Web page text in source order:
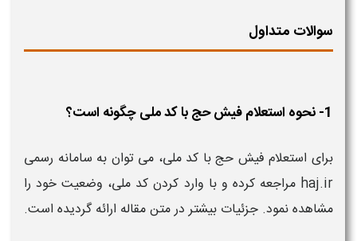
سوالات متداول
1- نحوه استعلام فیش حج با کد ملی چگونه است؟
برای استعلام فیش حج با کد ملی، می توان به سامانه رسمی
haj.ir مراجعه کرده و با وارد کردن کد ملی، وضعیت خود را
مشاهده نمود. جزئیات بیشتر در متن مقاله ارائه گردیده است.